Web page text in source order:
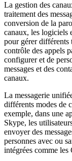
La gestion des
traitement des
conversion de la
canaux, les logiciels
pour gérer différents
contrôle des appels
configurer et de
messages et des
canaux.
La messagerie
différents modes de
exemple, dans une
Skype, les
envoyer des
personnes avec ou
intégrées comme